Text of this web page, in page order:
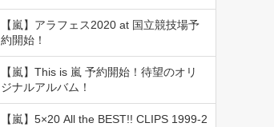
【嵐】アラフェス2020 at 国立競技場予
約開始！
【嵐】This is 嵐 予約開始！待望のオリ
ジナルアルバム！
【嵐】5×20 All the BEST!! CLIPS 1999-2